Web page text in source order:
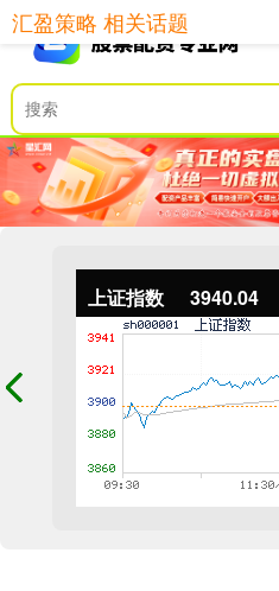
上证指数 3940.04
汇盈策略 相关话题